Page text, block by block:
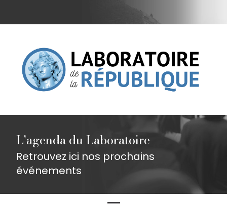
L'agenda du Laboratoire
Retrouvez ici nos prochains
événements